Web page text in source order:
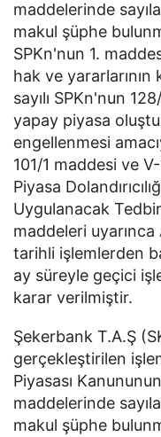
maddelerinde
makul şüphe
SPKn'nun 1.
hak ve yararlarının
sayılı SPKn'nun
yapay piyasa
engellenmesi
101/1 maddesi ve
Piyasa
Uygulanacak
maddeleri
tarihli işlemlerden
ay süreyle geçici
karar verilmiştir.
Şekerbank T.A.Ş
gerçekleştirilen
Piyasası
maddelerinde
makul şüphe